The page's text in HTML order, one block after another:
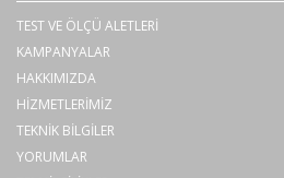
TEST VE ÖLÇÜ ALETLERİ
KAMPANYALAR
HAKKIMIZDA
HİZMETLERİMİZ
TEKNİK BİLGİLER
YORUMLAR